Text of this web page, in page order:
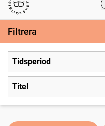
Svenska tidningar
Filtrera
Tidsperiod
Titel